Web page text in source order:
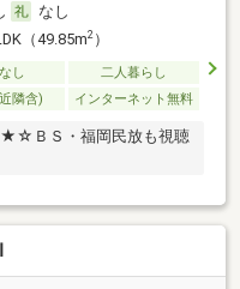
なし
（49.85m2）
し
二人暮らし
隣含) インターネット無料
ＢＳ・福岡民放も視聴